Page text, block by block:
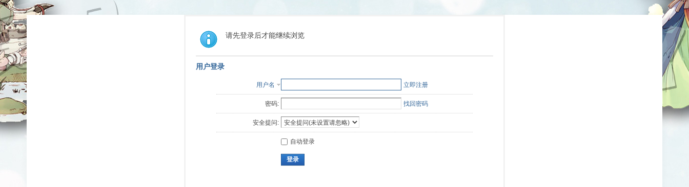
请先登录后才能继续浏览
用户登录
用户名 立即注册
密码: 找回密码
安全提问:
自动登录
登录